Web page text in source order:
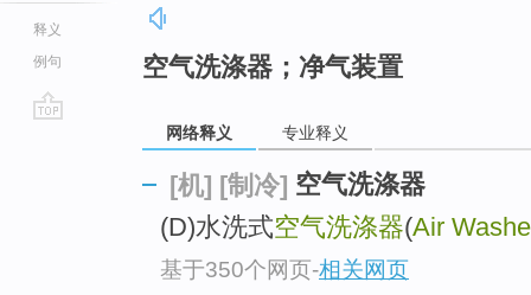
释义
例句
空气洗涤器；净气装置
网络释义 专业释义
[机] [制冷] 空气洗涤器
(D)水洗式空气洗涤器(Air
基于350个网页-相关网页